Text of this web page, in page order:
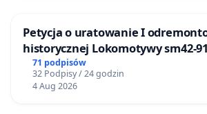
Petycja o uratowanie I
historycznej Lokomotywy sm42-
71 podpisów
32 Podpisy / 24 godzin
4 Aug 2026